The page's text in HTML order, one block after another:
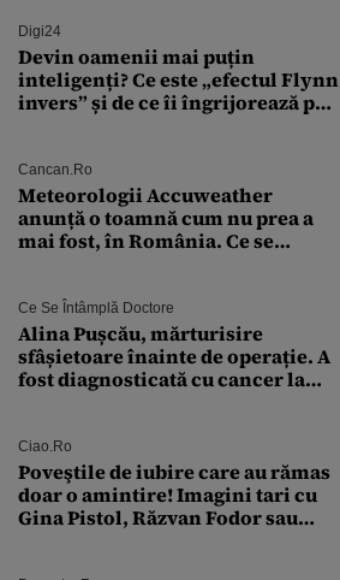
Digi24
Devin oamenii mai puțin
inteligenți? Ce este „efectul Flynn
invers” și de ce îi îngrijorează pe
Cancan.ro
Meteorologii Accuweather
anunță o toamnă cum nu prea a
mai fost, în România. Ce se
București. Pe ce dată ninge
Ce Se Întâmplă Doctore
Alina Pușcău, mărturisire
sfâșietoare înainte de operație. A
fost diagnosticată cu cancer la
îmi salvez viața”
Ciao.ro
Poveştile de iubire care au rămas
doar o amintire! Imagini tari cu
Gina Pistol, Răzvan Fodor sau